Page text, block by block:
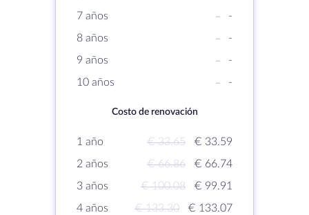
7 años
-
-
8 años
-
-
9 años
-
-
10 años
- -
Costo de renovación
1 año € 33.65
€ 33.59
2 años
€ 66.86
€ 66.74
3 años
€ 100.08
€ 99.91
4 años
€ 133.30
€ 133.07